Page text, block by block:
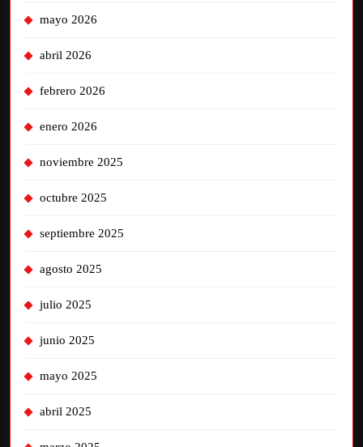
mayo 2026
abril 2026
febrero 2026
enero 2026
noviembre 2025
octubre 2025
septiembre 2025
agosto 2025
julio 2025
junio 2025
mayo 2025
abril 2025